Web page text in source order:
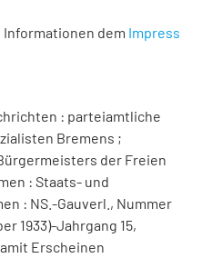
dem Impress
: parteiamtliche
Bremens ;
der Freien
: Staats- und
: NS.-Gauverl., Nummer
1933)-Jahrgang 15,
Erscheinen